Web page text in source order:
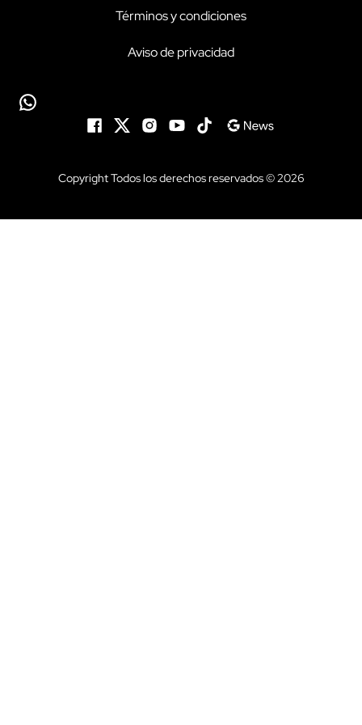
Términos y condiciones
Aviso de privacidad
Copyright Todos los derechos reservados © 2026